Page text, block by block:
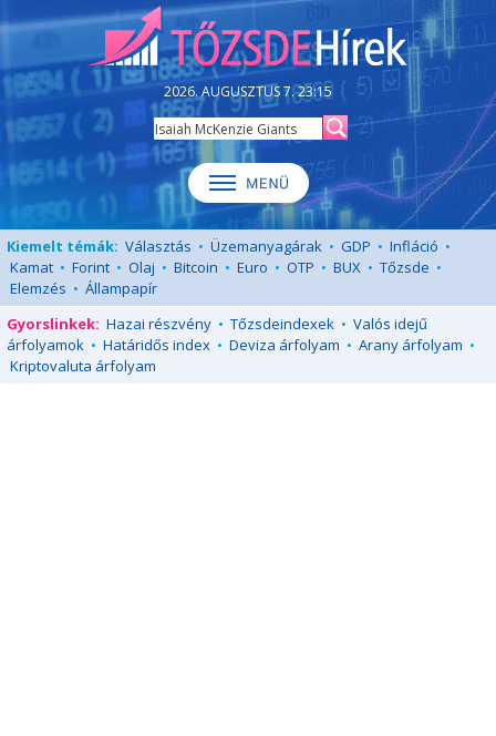
2026. AUGUSZTUS 7. 23:15
Kiemelt témák: Választás • Üzemanyagárak • GDP • Infláció •
Kamat • Forint • Olaj • Bitcoin • Euro • OTP • BUX • Tőzsde •
Elemzés • Állampapír
Gyorslinkek: Hazai részvény • Tőzsdeindexek • Valós idejű
árfolyamok • Határidős index • Deviza árfolyam • Arany árfolyam •
Kriptovaluta árfolyam